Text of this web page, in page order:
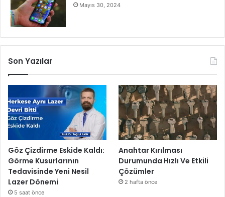
Mayıs 30, 2024
Son Yazılar
Göz Çizdirme Eskide Kaldı:
Görme Kusurlarının
Tedavisinde Yeni Nesil
Lazer Dönemi
5 saat önce
Anahtar Kırılması
Durumunda Hızlı Ve Etkili
Çözümler
2 hafta önce